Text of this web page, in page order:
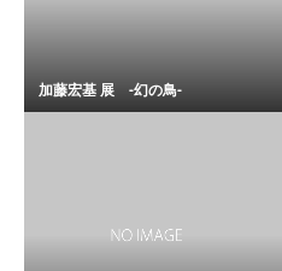
加藤宏基 展 -幻の鳥-